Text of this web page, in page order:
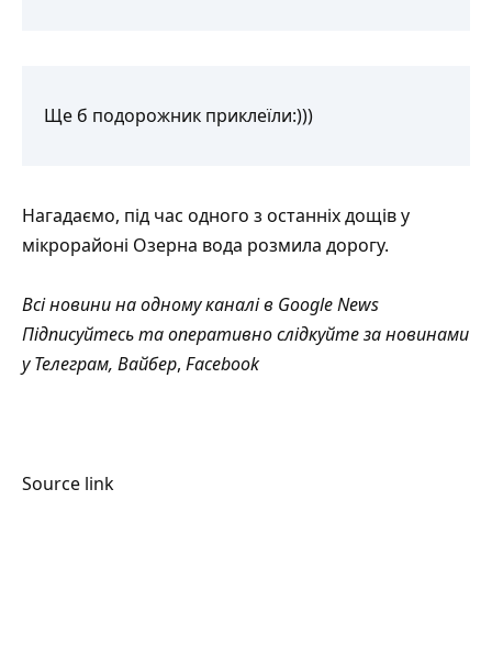
Ще б подорожник приклеїли:)))
Нагадаємо, під час одного з останніх дощів у
мікрорайоні Озерна вода розмила дорогу.
Всі новини на одному каналі в Google News
Підписуйтесь та оперативно слідкуйте за новинами
уТелеграм, Вайбер, Facebook
Source link